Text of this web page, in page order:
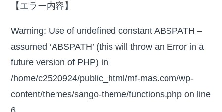
【エラー内容】
Warning: Use of undefined constant ABSPATH –
assumed ‘ABSPATH’ (this will throw an Error in a
future version of PHP) in
/home/c2520924/public_html/mf-mas.com/wp-
content/themes/sango-theme/functions.php on line
6